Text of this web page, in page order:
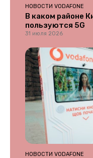
НОВОСТИ VODAFONE
В каком районе
пользуются 5G
31 июля 2026
НОВОСТИ VODAFONE